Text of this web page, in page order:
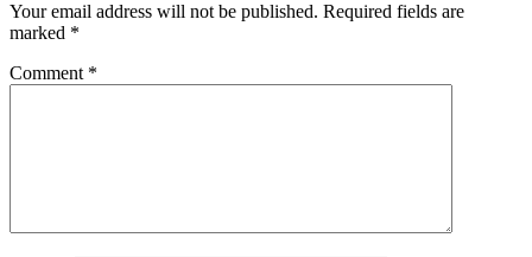
Your email address will not be published. Required fields are
marked *
Comment *